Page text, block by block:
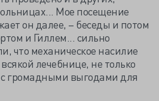
Мое посещение
он далее, – беседы и потом
и Гиллем... сильно
что механическое насилие
лечебнице, не только
громадными выгодами для